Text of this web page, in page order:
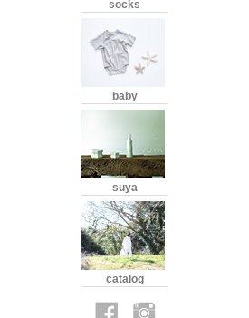
socks
baby
suya
catalog